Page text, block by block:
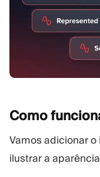
Como
Vamos adicionar
ilustrar a